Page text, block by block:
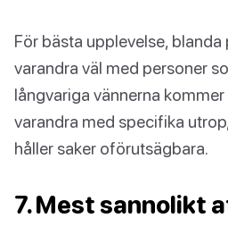
För bästa upplevelse,
varandra väl med personer
långvariga vännerna
varandra med specifika
håller saker oförutsägbara.
7. Mest sannolikt